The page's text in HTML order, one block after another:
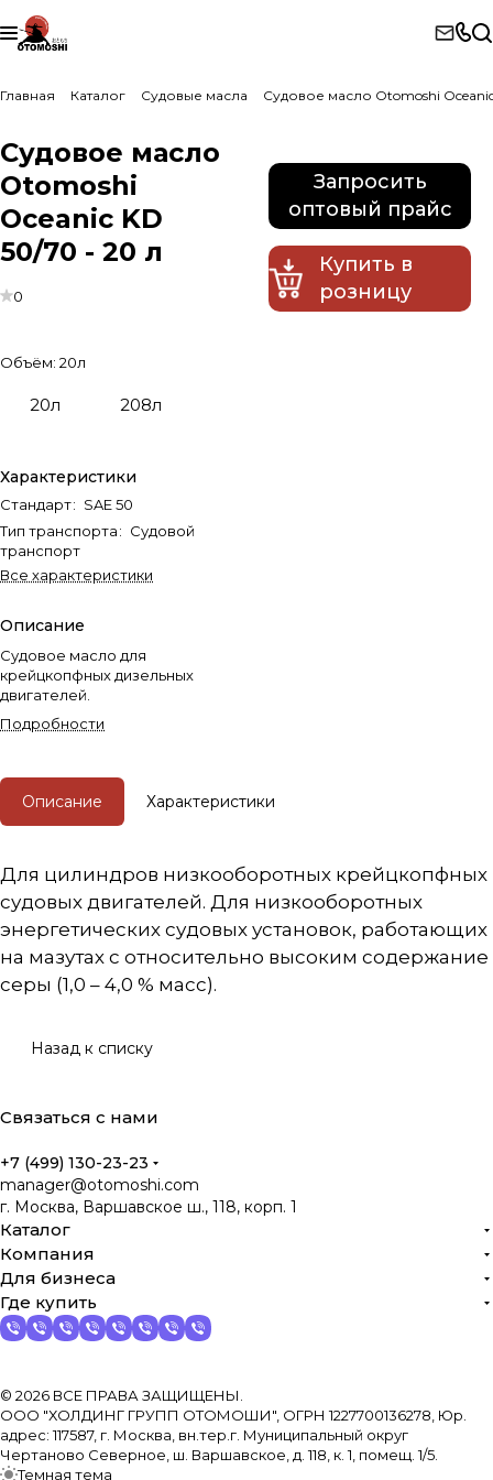
Главная Каталог Судовые масла Судовое масло Otomoshi
Судовое масло
Otomoshi
Oceanic KD
50/70 - 20 л
0
Объём: 20л
20л 208л
Характеристики
Стандарт: SAE 50
Тип транспорта: Судовой
транспорт
Все характеристики
Описание
Судовое масло для
крейцкопфных дизельных
двигателей.
Подробности
Запросить
оптовый прайс
Купить в
розницу
Описание Характеристики
Для цилиндров низкооборотных крейцкопфных
судовых двигателей. Для низкооборотных
энергетических судовых установок, работающих
на мазутах с относительно высоким содержание
серы (1,0 – 4,0 % масс).
Назад к списку
Связаться с нами
+7 (499) 130-23-23
manager@otomoshi.com
г. Москва, Варшавское ш., 118, корп. 1
Каталог
Компания
Для бизнеса
Где купить
© 2026 ВСЕ ПРАВА ЗАЩИЩЕНЫ.
ООО "ХОЛДИНГ ГРУПП ОТОМОШИ", ОГРН 1227700136278, Юр.
адрес: 117587, г. Москва, вн.тер.г. Муниципальный округ
Чертаново Северное, ш. Варшавское, д. 118, к. 1, помещ. 1/5.
Темная тема